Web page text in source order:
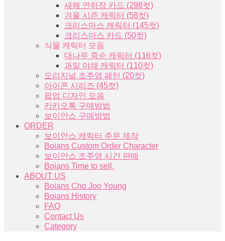
새해 연하장 카드 (298컷)
겨울 시즌 캐릭터 (58컷)
크리스마스 캐릭터 (145컷)
크리스마스 카드 (50컷)
식물 캐릭터 모음
대나무 죽순 캐릭터 (116컷)
과일 야채 캐릭터 (110컷)
오리지널 조주영 패턴 (20컷)
아이콘 시리즈 (45컷)
팝업 디자인 모음
카카오톡 구매방법
보이안스 구매방법
ORDER
보이안스 캐릭터 주문 제작
Boians Custom Order Character
보이안스 조주영 시간 판매
Boians Time to sell.
ABOUT US
Boians Cho Joo Young
Boians History
FAQ
Contact Us
Category